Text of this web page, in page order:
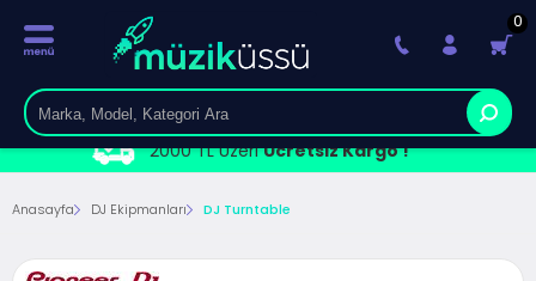
2000 TL ÜzeriÜcretsiz Kargo !
0
Anasayfa DJ Ekipmanları DJ Turntable